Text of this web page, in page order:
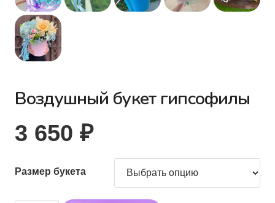
Воздушный букет гипсофилы
3 650 ₽
Размер букета